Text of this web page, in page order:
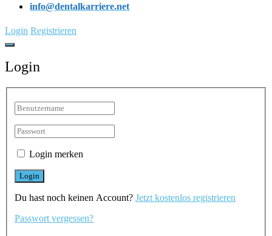
info@dentalkarriere.net
Login Registrieren
Login
Login merken
Du hast noch keinen Account? Jetzt kostenlos registrieren
Passwort vergessen?